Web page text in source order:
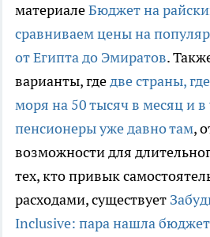
материалеБюджет на
сравниваем цены на
от Египта до Эмиратов.
варианты, гдедве страны,
моря на 50 тысяч в месяц и
пенсионеры уже давно там,
возможности для
тех, кто привык
расходами, существует
Inclusive: пара нашла